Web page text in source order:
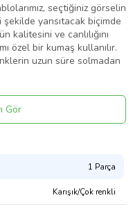
seçtiğiniz görselin
yansıtacak biçimde
kalitesini ve canlılığını
özel bir kumaş kullanılır.
uzun süre solmadan
3 cm kalınlığında,
Bu özel şase
gibi istenmeyen
kasnağın dört
ihtiyacı olmadan asılmaya
uzanan baskı
Gör
1 Parça
Karışık/Çok renkli